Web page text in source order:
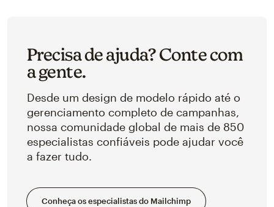
Precisa de ajuda? Conte com
a gente.
Desde um design de modelo rápido até o
gerenciamento completo de campanhas,
nossa comunidade global de mais de 850
especialistas confiáveis pode ajudar você
a fazer tudo.
Conheça os especialistas do Mailchimp